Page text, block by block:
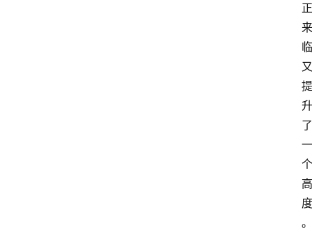
正
来
临
又
提
升
了
一
个
高
度